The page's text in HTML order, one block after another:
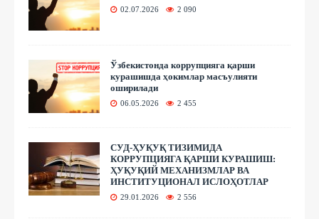
02.07.2026 2 090
Ўзбекистонда коррупцияга қарши
курашишда ҳокимлар масъулияти
оширилади
06.05.2026 2 455
СУД-ҲУҚУҚ ТИЗИМИДА
КОРРУПЦИЯГА ҚАРШИ КУРАШИШ:
ҲУҚУҚИЙ МЕХАНИЗМЛАР ВА
ИНСТИТУЦИОНАЛ ИСЛОҲОТЛАР
29.01.2026 2 556